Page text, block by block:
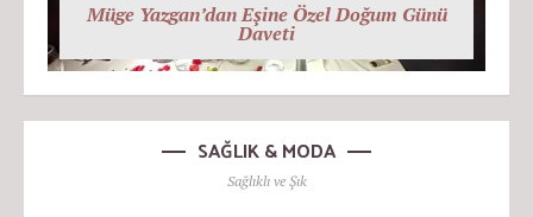
Müge Yazgan’dan Eşine Özel Doğum Günü
Daveti
SAĞLIK & MODA
Sağlıklı ve Şık